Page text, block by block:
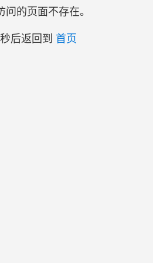
问的页面不存在。
后返回到 首页